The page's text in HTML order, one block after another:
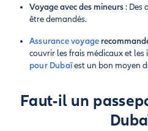
Voyage avec des mineurs: Des
être demandés.
Assurance voyage
couvrir les frais médicaux et les
pour Dubaïest un bon moyen
Faut-il un